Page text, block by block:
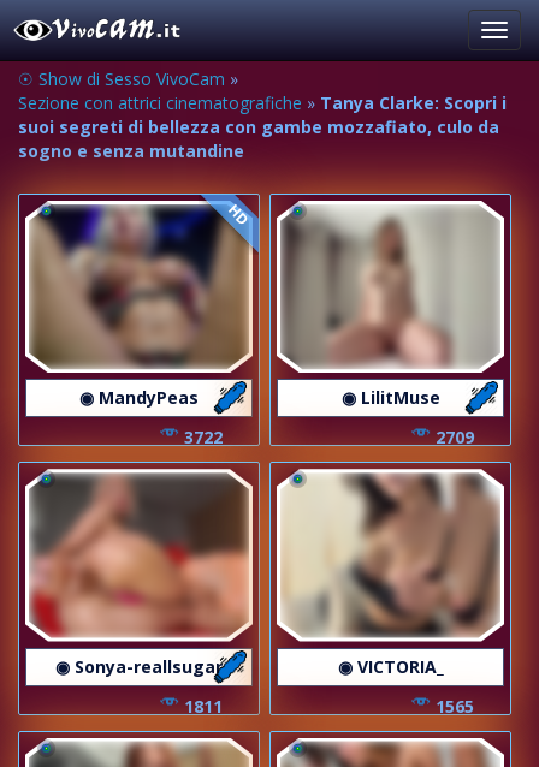
☉ Show di Sesso VivoCam »
Sezione con attrici cinematografiche » Tanya Clarke: Scopri i
suoi segreti di bellezza con gambe mozzafiato, culo da
sogno e senza mutandine
HD
◉ MandyPeas
3722
◉ LilitMuse
2709
◉ Sonya-reallsugar
1811
◉ VICTORIA_
1565